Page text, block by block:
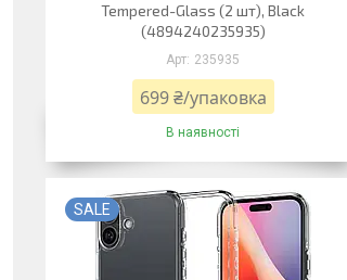
Tempered-Glass (2 шт), Black
(4894240235935)
235935
699 ₴/упаковка
В наявності
SALE